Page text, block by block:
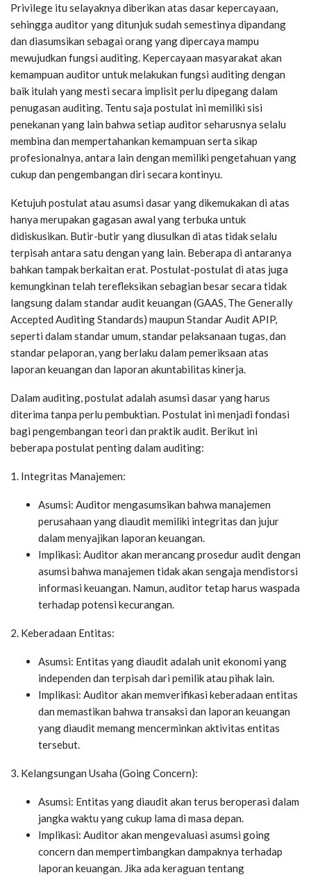
Privilege itu selayaknya diberikan atas dasar kepercayaan,
sehingga auditor yang ditunjuk sudah semestinya dipandang
dan diasumsikan sebagai orang yang dipercaya mampu
mewujudkan fungsi auditing. Kepercayaan masyarakat akan
kemampuan auditor untuk melakukan fungsi auditing dengan
baik itulah yang mesti secara implisit perlu dipegang dalam
penugasan auditing. Tentu saja postulat ini memiliki sisi
penekanan yang lain bahwa setiap auditor seharusnya selalu
membina dan mempertahankan kemampuan serta sikap
profesionalnya, antara lain dengan memiliki pengetahuan yang
cukup dan pengembangan diri secara kontinyu.
Ketujuh postulat atau asumsi dasar yang dikemukakan di atas
hanya merupakan gagasan awal yang terbuka untuk
didiskusikan. Butir-butir yang diusulkan di atas tidak selalu
terpisah antara satu dengan yang lain. Beberapa di antaranya
bahkan tampak berkaitan erat. Postulat-postulat di atas juga
kemungkinan telah terefleksikan sebagian besar secara tidak
langsung dalam standar audit keuangan (GAAS, The Generally
Accepted Auditing Standards) maupun Standar Audit APIP,
seperti dalam standar umum, standar pelaksanaan tugas, dan
standar pelaporan, yang berlaku dalam pemeriksaan atas
laporan keuangan dan laporan akuntabilitas kinerja.
Dalam auditing, postulat adalah asumsi dasar yang harus
diterima tanpa perlu pembuktian. Postulat ini menjadi fondasi
bagi pengembangan teori dan praktik audit. Berikut ini
beberapa postulat penting dalam auditing:
1. Integritas Manajemen:
Asumsi: Auditor mengasumsikan bahwa manajemen
perusahaan yang diaudit memiliki integritas dan jujur
dalam menyajikan laporan keuangan.
Implikasi: Auditor akan merancang prosedur audit dengan
asumsi bahwa manajemen tidak akan sengaja mendistorsi
informasi keuangan. Namun, auditor tetap harus waspada
terhadap potensi kecurangan.
2. Keberadaan Entitas:
Asumsi: Entitas yang diaudit adalah unit ekonomi yang
independen dan terpisah dari pemilik atau pihak lain.
Implikasi: Auditor akan memverifikasi keberadaan entitas
dan memastikan bahwa transaksi dan laporan keuangan
yang diaudit memang mencerminkan aktivitas entitas
tersebut.
3. Kelangsungan Usaha (Going Concern):
Asumsi: Entitas yang diaudit akan terus beroperasi dalam
jangka waktu yang cukup lama di masa depan.
Implikasi: Auditor akan mengevaluasi asumsi going
concern dan mempertimbangkan dampaknya terhadap
laporan keuangan. Jika ada keraguan tentang